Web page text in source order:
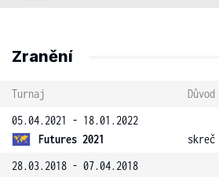
Zranění
Turnaj
Důvod
05.04.2021 - 18.01.2022
Futures 2021
skreč
28.03.2018 - 07.04.2018